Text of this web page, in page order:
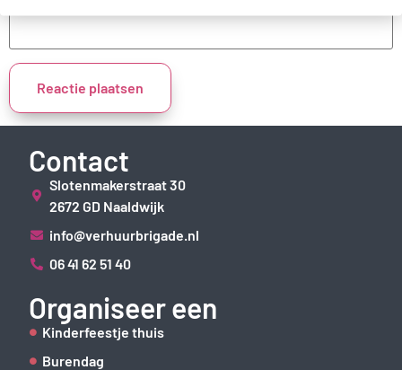
Contact
Slotenmakerstraat 30
2672 GD Naaldwijk
info@verhuurbrigade.nl
06 41 62 51 40
Organiseer een
Kinderfeestje thuis
Burendag